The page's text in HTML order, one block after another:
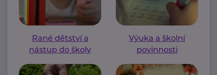
Rané dětství a
nástup do školy
Výuka a školní
povinnosti